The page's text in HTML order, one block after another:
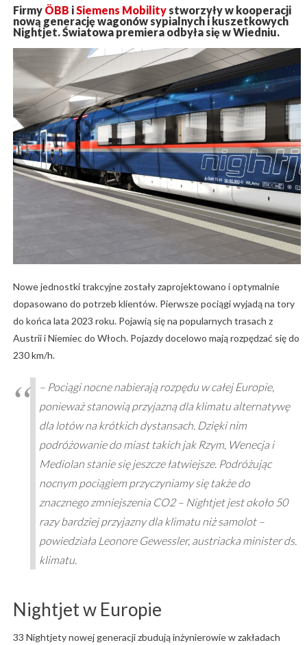
Firmy ÖBB iSiemens Mobilitystworzyły w kooperacji
nową generację wagonów sypialnych i kuszetkowych
Nightjet. Światowa premiera odbyła się w Wiedniu.
Nowe jednostki trakcyjne zostały zaprojektowano i optymalnie
dopasowano do potrzeb klientów. Pierwsze pociągi wyjadą na tory
do końca lata 2023 roku. Pojawią się na popularnych trasach z
Austrii i Niemiec do Włoch. Pojazdy docelowo mają rozpędzać się do
230 km/h.
– Pociągi nocne nabierają rozpędu w całej Europie,
ponieważ stanowią przyjazną dla klimatu alternatywę
dla lotów na krótkich dystansach. Dzięki nim
podróżowanie do miast takich jak Rzym, Wenecja i
Mediolan stanie się jeszcze łatwiejsze. Podróżując
nocnym pociągiem przyczyniamy się także do
znacznego zmniejszenia CO2 – Nightjet jest około 50
razy bardziej przyjazny dla klimatu niż samolot –
powiedziała Leonore Gewessler, austriacka minister ds.
klimatu.
Nightjet w Europie
33 Nightjety nowej generacji zbudują inżynierowie w zakładach